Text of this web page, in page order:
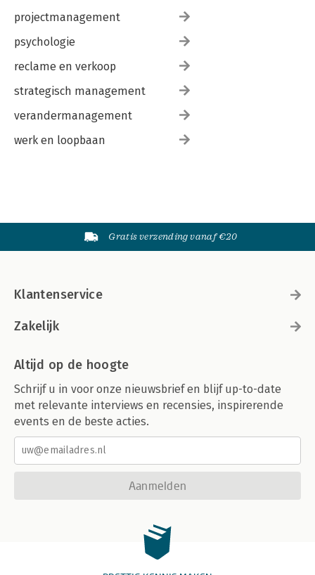
projectmanagement
psychologie
reclame en verkoop
strategisch management
verandermanagement
werk en loopbaan
Gratis verzending vanaf €20
Klantenservice
Zakelijk
Altijd op de hoogte
Schrijf u in voor onze nieuwsbrief en blijf up-to-date
met relevante interviews en recensies, inspirerende
events en de beste acties.
Aanmelden